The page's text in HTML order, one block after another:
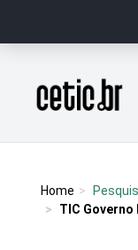
Página inicial
Home
TIC